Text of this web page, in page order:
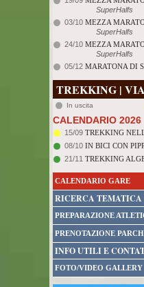
SuperHalfs
03/10 MEZZA
SuperHalfs
24/10 MEZZA
SuperHalfs
05/12 MARATONA DI
TREKKING |
In uscita
CALENDARIO 2026
15/09 TREKKING
08/10 IN BICI CON
21/11 TREKKING
CALENDARIO GARE
RICERCA TEMATICA
PREPARAZIONE
PRENOTAZIONE
INFO UTILI E
FOTO/VIDEO GALLERY